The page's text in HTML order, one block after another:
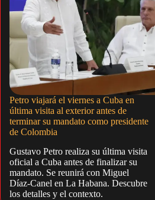
Petro viajará el viernes a Cuba en
última visita al exterior antes de
terminar su mandato como presidente
de Colombia
Gustavo Petro realiza su última visita
oficial a Cuba antes de finalizar su
mandato. Se reunirá con Miguel
Díaz-Canel en La Habana. Descubre
los detalles y el contexto.